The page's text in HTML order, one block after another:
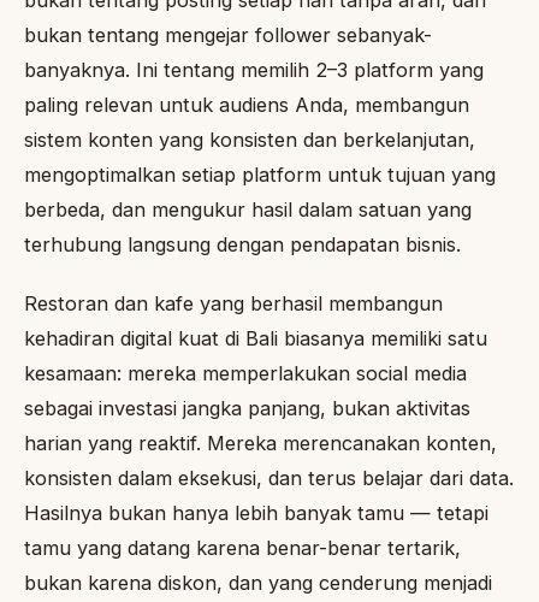
bukan tentang mengejar follower sebanyak-
banyaknya. Ini tentang memilih 2–3 platform yang
paling relevan untuk audiens Anda, membangun
sistem konten yang konsisten dan berkelanjutan,
mengoptimalkan setiap platform untuk tujuan yang
berbeda, dan mengukur hasil dalam satuan yang
terhubung langsung dengan pendapatan bisnis.
Restoran dan kafe yang berhasil membangun
kehadiran digital kuat di Bali biasanya memiliki satu
kesamaan: mereka memperlakukan social media
sebagai investasi jangka panjang, bukan aktivitas
harian yang reaktif. Mereka merencanakan konten,
konsisten dalam eksekusi, dan terus belajar dari data.
Hasilnya bukan hanya lebih banyak tamu — tetapi
tamu yang datang karena benar-benar tertarik,
bukan karena diskon, dan yang cenderung menjadi